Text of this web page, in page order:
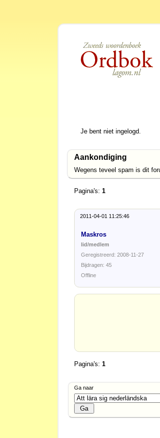
Je bent niet ingelogd.
Aankondiging
Wegens teveel spam is dit
Pagina's: 1
2011-04-01 11:25:46
Maskros
lid/medlem
Geregistreerd: 2008-11-27
Bijdragen: 45
Offline
Pagina's: 1
Ga naar